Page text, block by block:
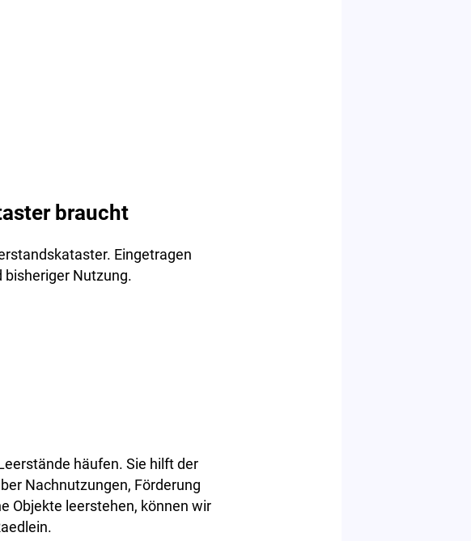
braucht
Eingetragen
bisheriger Nutzung.
häufen. Sie hilft der
Nachnutzungen, Förderung
Objekte leerstehen, können wir